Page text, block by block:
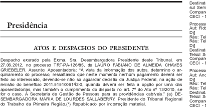
Presidência
ATOS E DESPACHOS DO PRESIDENTE
Despacho exarado pela Exma. Sra. Desembargadora Presidente deste Tribunal, em
27.06.2012, no processo TRT-PA-126/85, de LAURO FABIANO DE ALMEIDA CHAVES
GRIEBELER. Assunto: Aposentadoria: “À vista da informação dos autos, determino o ar-
quivamento do processo, ressaltando que neste momento nenhum pagamento deverá ser
feito ao interessado, devendo-se não só aguardar decisão da Justiça Federal, na ação de
revisão do benefício 2011.5151006142-0, quando deverá ser feita a opção por uma das
aposentadorias, mas também o cumprimento do disposto no art. 7º do Ato nº 13/2010, se
for o caso. À Secretaria de Gestão de Pessoas para as providências cabíveis.” (a) DE-
SEMBARGADORA MARIA DE LOURDES SALLABERRY. Presidente do Tribunal Regional
do Trabalho da Primeira Região.(*) Republicado por incorreção material.
sul
CECI -
Aut:
D)]
Réu:
Réu:
D)]
Telsul
CECI -
Aut:
D)]
Réu:
Réu:
Telsul
CECI -